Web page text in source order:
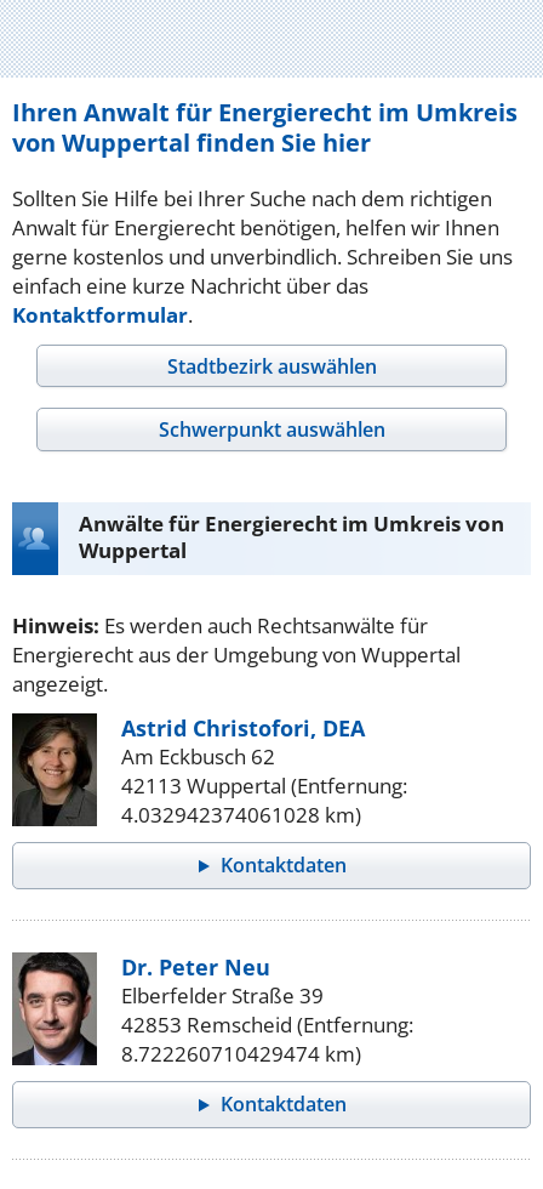
Ihren Anwalt für Energierecht im Umkreis
von Wuppertal finden Sie hier
Sollten Sie Hilfe bei Ihrer Suche nach dem richtigen
Anwalt für Energierecht benötigen, helfen wir Ihnen
gerne kostenlos und unverbindlich. Schreiben Sie uns
einfach eine kurze Nachricht über das
Kontaktformular.
Stadtbezirk auswählen
Schwerpunkt auswählen
Anwälte für Energierecht im Umkreis von
Wuppertal
Hinweis: Es werden auch Rechtsanwälte für
Energierecht aus der Umgebung von Wuppertal
angezeigt.
Astrid Christofori, DEA
Am Eckbusch 62
42113 Wuppertal (Entfernung:
4.032942374061028 km)
Kontaktdaten
Dr. Peter Neu
Elberfelder Straße 39
42853 Remscheid (Entfernung:
8.722260710429474 km)
Kontaktdaten